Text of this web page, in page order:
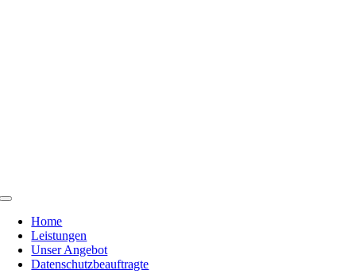
Toggle
NavigationHome
Leistungen
Unser Angebot
Datenschutzbeauftragte